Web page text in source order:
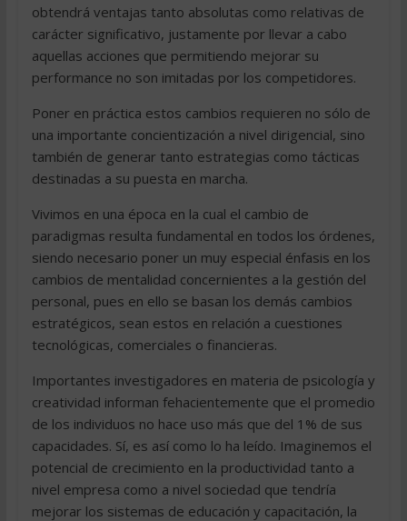
obtendrá ventajas tanto absolutas como relativas de
carácter significativo, justamente por llevar a cabo
aquellas acciones que permitiendo mejorar su
performance no son imitadas por los competidores.
Poner en práctica estos cambios requieren no sólo de
una importante concientización a nivel dirigencial, sino
también de generar tanto estrategias como tácticas
destinadas a su puesta en marcha.
Vivimos en una época en la cual el cambio de
paradigmas resulta fundamental en todos los órdenes,
siendo necesario poner un muy especial énfasis en los
cambios de mentalidad concernientes a la gestión del
personal, pues en ello se basan los demás cambios
estratégicos, sean estos en relación a cuestiones
tecnológicas, comerciales o financieras.
Importantes investigadores en materia de psicología y
creatividad informan fehacientemente que el promedio
de los individuos no hace uso más que del 1% de sus
capacidades. Sí, es así como lo ha leído. Imaginemos el
potencial de crecimiento en la productividad tanto a
nivel empresa como a nivel sociedad que tendría
mejorar los sistemas de educación y capacitación, la